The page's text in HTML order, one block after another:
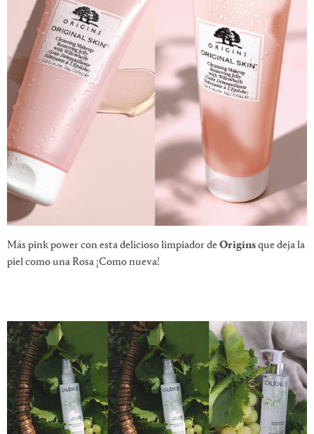
Más pink power con esta delicioso limpiador deOriginsque deja la
piel como una Rosa ¡Como nueva!